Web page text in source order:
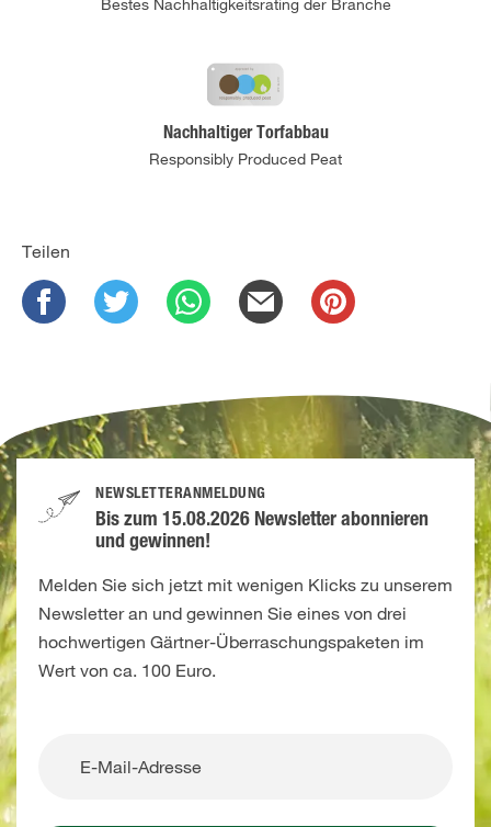
Bestes Nachhaltigkeitsrating der Branche
Nachhaltiger Torfabbau
Responsibly Produced Peat
Teilen
NEWSLETTERANMELDUNG
Bis zum 15.08.2026 Newsletter abonnieren
und gewinnen!
Melden Sie sich jetzt mit wenigen Klicks zu unserem
Newsletter an und gewinnen Sie eines von drei
hochwertigen Gärtner-Überraschungspaketen im
Wert von ca. 100 Euro.